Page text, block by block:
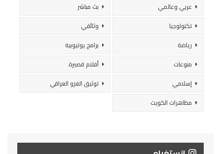
عربي وعالمي
بث مباشر
تكنولوجيا
وثائقي
رياضة
برامج يوتيوبية
منوعات
أفلام قصيرة
إسلامي
توثيق الغزو العراقي
مظاهرات الكويت